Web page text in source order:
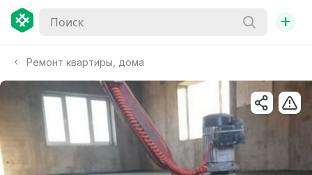
+
Ремонт квартиры, дома